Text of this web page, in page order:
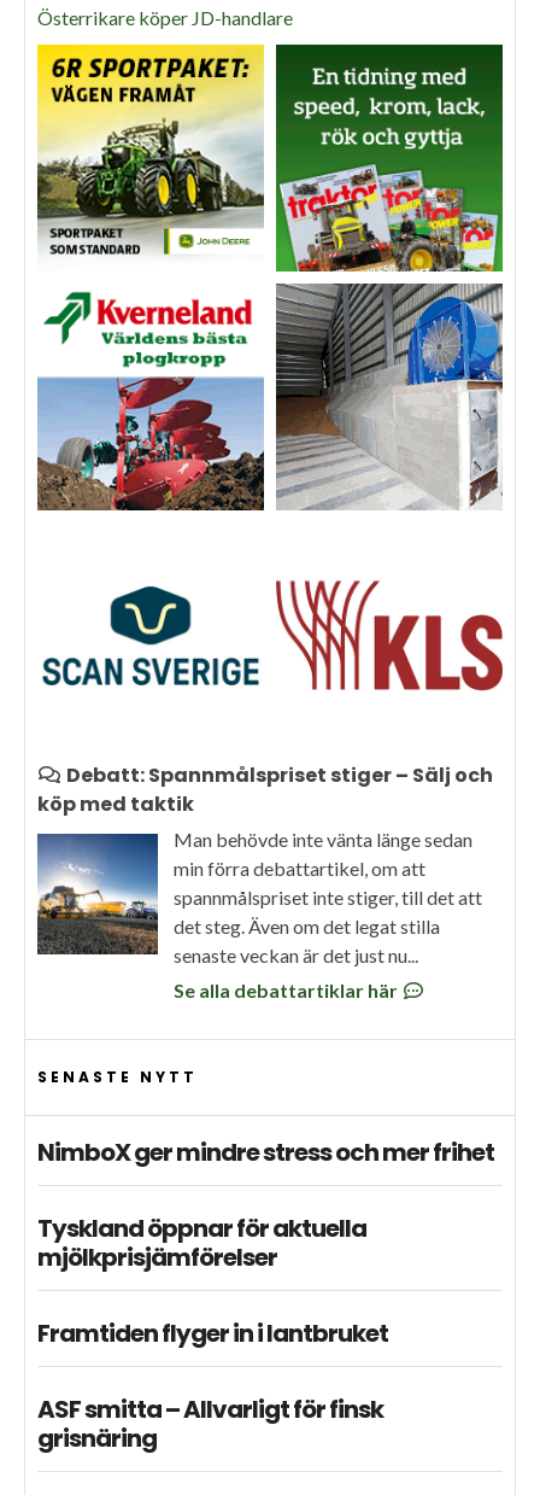
Österrikare köper JD-handlare
Debatt: Spannmålspriset stiger – Sälj och
köp med taktik
Man behövde inte vänta länge sedan
min förra debattartikel, om att
spannmålspriset inte stiger, till det att
det steg. Även om det legat stilla
senaste veckan är det just nu...
Se alla debattartiklar här
SENASTE NYTT
NimboX ger mindre stress och mer frihet
Tyskland öppnar för aktuella
mjölkprisjämförelser
Framtiden flyger in i lantbruket
ASF smitta – Allvarligt för finsk
grisnäring